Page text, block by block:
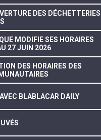
DES DÉCHETTERIES
MODIFIE SES HORAIRES
27 JUIN 2026
DES HORAIRES DES
BLABLACAR DAILY